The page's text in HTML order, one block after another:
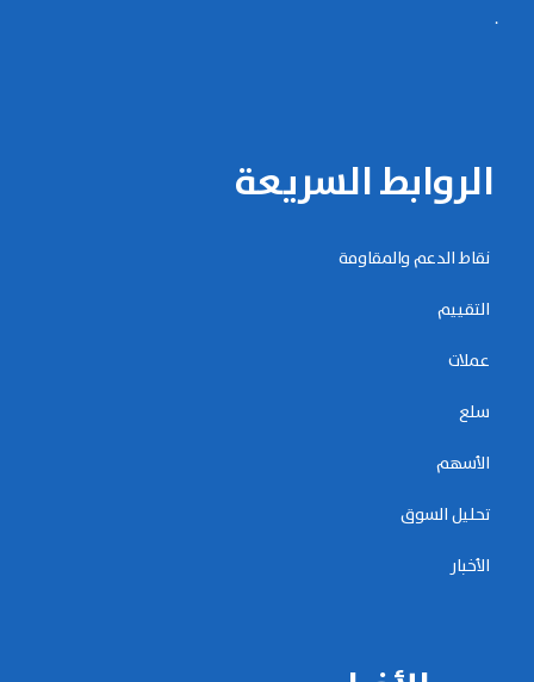
.
الروابط السريعة
نقاط الدعم والمقاومة
التقييم
عملات
سلع
الأسهم
تحليل السوق
الأخبار